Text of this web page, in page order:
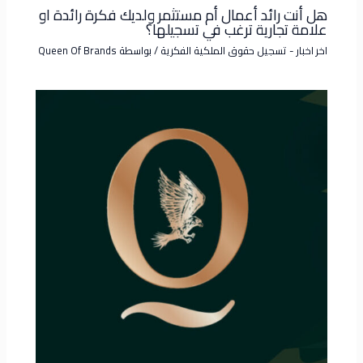
هل أنت رائد أعمال أم مستثمر ولديك فكرة رائدة او
علامة تجارية ترغب في تسجيلها؟
اخر اخبار - تسجيل حقوق الملكية الفكرية/ بواسطة Queen Of Brands